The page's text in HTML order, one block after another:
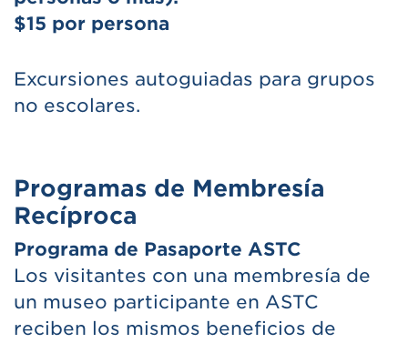
$15 por persona
Excursiones autoguiadas para grupos
no escolares.
Programas de Membresía
Recíproca
Programa de Pasaporte ASTC
Los visitantes con una membresía de
un museo participante en ASTC
reciben los mismos beneficios de